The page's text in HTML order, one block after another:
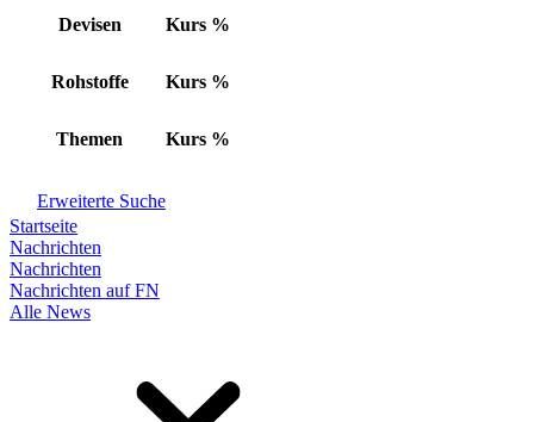
Devisen Kurs %
Rohstoffe Kurs %
Themen Kurs %
Erweiterte Suche
Startseite
Nachrichten
Nachrichten
Nachrichten auf FN
Alle News